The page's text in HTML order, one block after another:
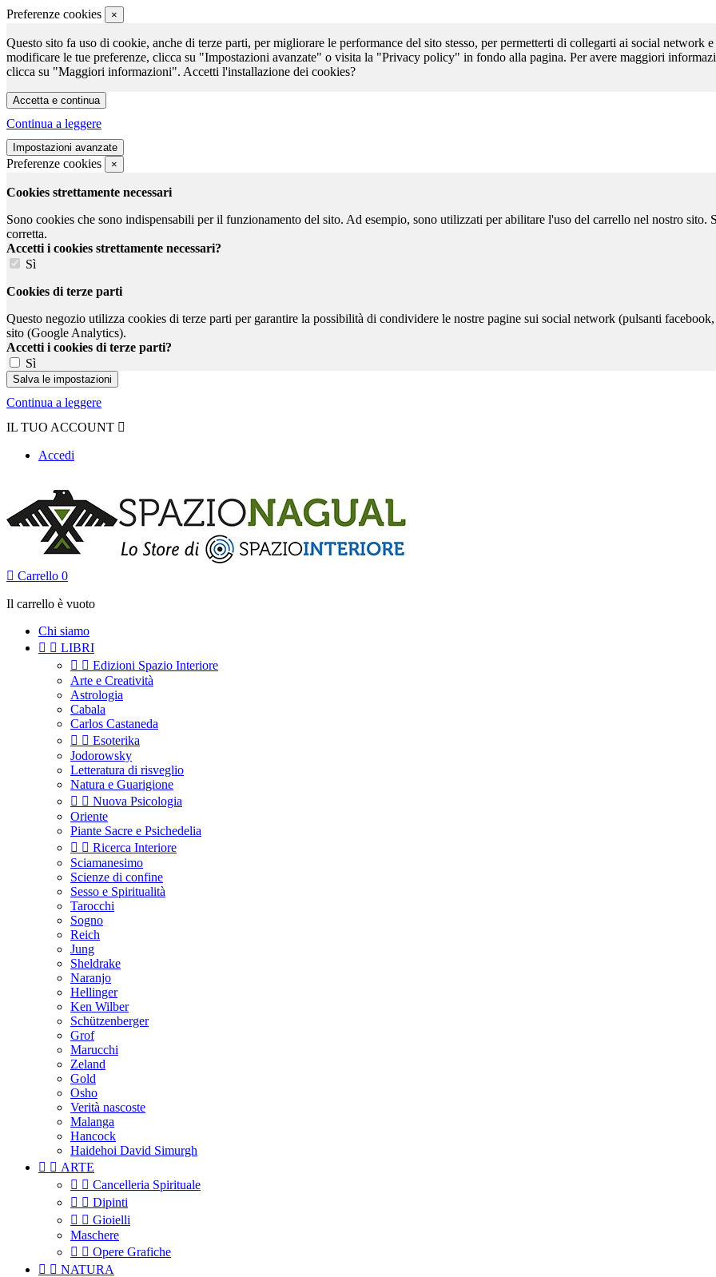
Preferenze cookies ×
Questo sito fa uso di cookie, anche di terze parti, per migliorare le performance del sito stesso, per permetterti di collegarti ai social network
modificare le tue preferenze, clicca su "Impostazioni avanzate" o visita la "Privacy policy" in fondo alla pagina. Per avere maggiori
clicca su "Maggiori informazioni". Accetti l'installazione dei cookies?
Continua a leggere
Preferenze cookies ×
Cookies strettamente necessari
Sono cookies che sono indispensabili per il funzionamento del sito. Ad esempio, sono utilizzati per abilitare l'uso del carrello nel nostro sito.
corretta.
Accetti i cookies strettamente necessari?
Sì
Cookies di terze parti
Questo negozio utilizza cookies di terze parti per garantire la possibilità di condividere le nostre pagine sui social network (pulsanti
sito (Google Analytics).
Accetti i cookies di terze parti?
Sì
Continua a leggere
IL TUO ACCOUNT 
Accedi
 Carrello 0
Il carrello è vuoto
Chi siamo
  LIBRI
  Edizioni Spazio Interiore
Arte e Creatività
Astrologia
Cabala
Carlos Castaneda
  Esoterika
Jodorowsky
Letteratura di risveglio
Natura e Guarigione
  Nuova Psicologia
Oriente
Piante Sacre e Psichedelia
  Ricerca Interiore
Sciamanesimo
Scienze di confine
Sesso e Spiritualità
Tarocchi
Sogno
Reich
Jung
Sheldrake
Naranjo
Hellinger
Ken Wilber
Schützenberger
Grof
Marucchi
Zeland
Gold
Osho
Verità nascoste
Malanga
Hancock
Haidehoi David Simurgh
  ARTE
  Cancelleria Spirituale
  Dipinti
  Gioielli
Maschere
  Opere Grafiche
  NATURA